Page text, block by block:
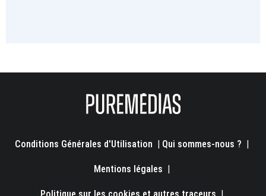
Conditions Générales d'Utilisation | Qui sommes-nous ? |
Mentions légales |